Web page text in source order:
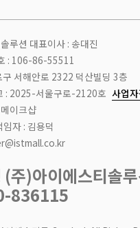
루션 대표이사 : 송대진
: 106-86-55511
구 서해안로 2322 덕산빌딩 3층
: 2025-서울구로-2120호 사업
이크샵
자 : 김용덕
(주)아이에스티솔
836115